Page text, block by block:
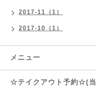
2017-11（1）
2017-10（1）
メニュー
☆テイクアウト予約☆(